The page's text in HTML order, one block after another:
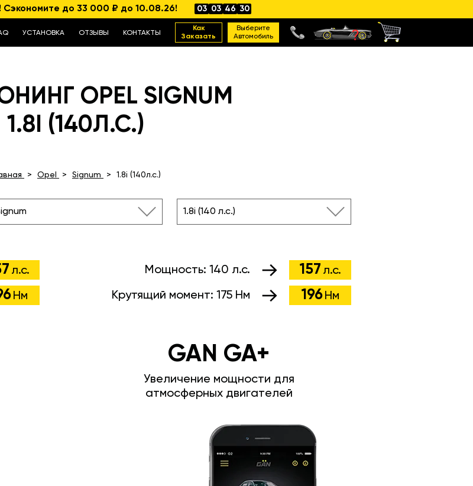
до 33 000 ₽ до 10.08.26! 03 03 46 29
УСТАНОВКА ОТЗЫВЫ КОНТАКТЫ
Как
Заказать
Выберите
Автомобиль
OPEL SIGNUM
1.8I (140Л.С.)
Opel Signum 1.8i (140л.с.)
1.8i (140 л.с.)
Мощность: 140 л.с. 157 л.с.
Крутящий момент: 175 Нм 196 Нм
л.с.
Нм
GAN GA+
Увеличение мощности для
атмосферных двигателей